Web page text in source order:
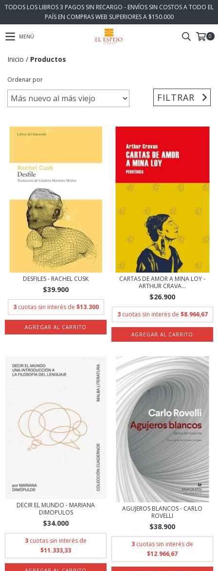
TODOS LOS LIBROS 3 PAGOS SIN RECARGO - ENVÍOS SIN COSTOS A TODO EL
PAÍS EN COMPRAS WEB SUPERIORES A $150.000
MENÚ 0
Inicio / Productos
Ordenar por
FILTRAR
DESFILES - RACHEL CUSK
$39.900
3 cuotas sin interés de $13.300
CARTAS DE AMOR A MINA LOY -
ARTHUR CRAVA...
$26.900
3 cuotas sin interés de $8.966,67
DECIR EL MUNDO - MARIANA
DIMOPULOS
$34.000
3 cuotas sin interés de
$11.333,33
AGUJEROS BLANCOS - CARLO
ROVELLI
$38.900
3 cuotas sin interés de
$12.966,67